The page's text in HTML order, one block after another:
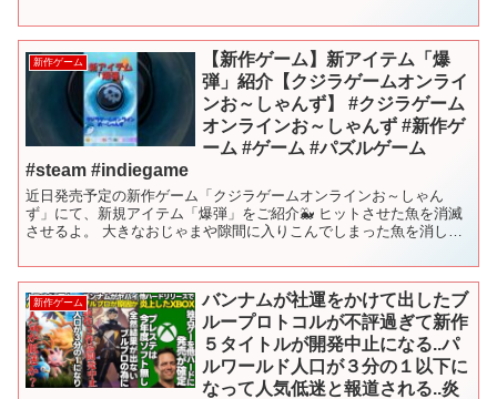
新作ゲーム
【新作ゲーム】新アイテム「爆
弾」紹介【クジラゲームオンライ
ンお～しゃんず】 #クジラゲーム
オンラインお～しゃんず #新作ゲ
ーム #ゲーム #パズルゲーム
#steam #indiegame
近日発売予定の新作ゲーム「クジラゲームオンラインお～しゃん
ず」にて、新規アイテム「爆弾」をご紹介🐳 ヒットさせた魚を消滅
させるよ。 大きなおじゃまや隙間に入りこんでしまった魚を消して
新作ゲーム
バンナムが社運をかけて出したブ
ループロトコルが不評過ぎて新作
５タイトルが開発中止になる..パ
ルワールド人口が３分の１以下に
なって人気低迷と報道される..炎